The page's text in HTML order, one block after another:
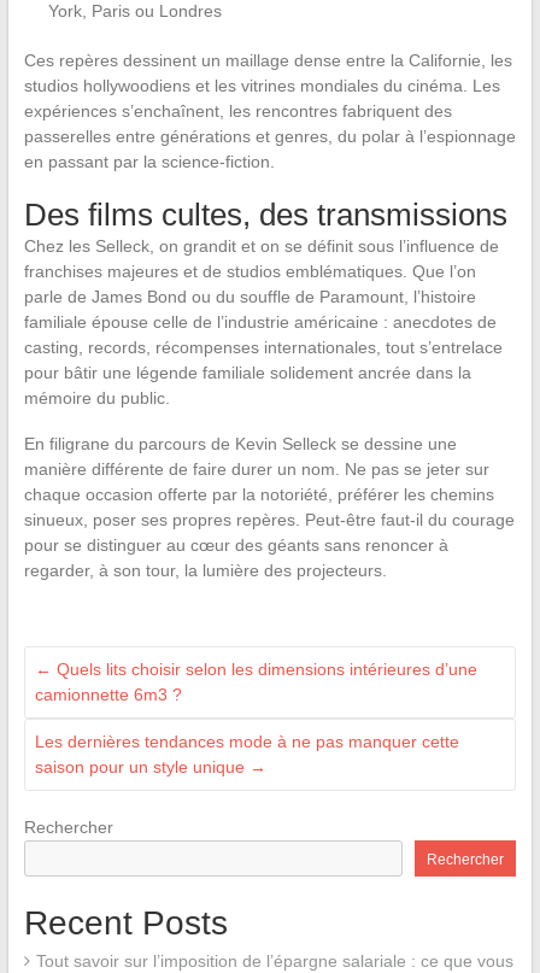
York, Paris ou Londres
Ces repères dessinent un maillage dense entre la Californie, les
studios hollywoodiens et les vitrines mondiales du cinéma. Les
expériences s’enchaînent, les rencontres fabriquent des
passerelles entre générations et genres, du polar à l’espionnage
en passant par la science-fiction.
Des films cultes, des transmissions
Chez les Selleck, on grandit et on se définit sous l’influence de
franchises majeures et de studios emblématiques. Que l’on
parle de James Bond ou du souffle de Paramount, l’histoire
familiale épouse celle de l’industrie américaine : anecdotes de
casting, records, récompenses internationales, tout s’entrelace
pour bâtir une légende familiale solidement ancrée dans la
mémoire du public.
En filigrane du parcours de Kevin Selleck se dessine une
manière différente de faire durer un nom. Ne pas se jeter sur
chaque occasion offerte par la notoriété, préférer les chemins
sinueux, poser ses propres repères. Peut-être faut-il du courage
pour se distinguer au cœur des géants sans renoncer à
regarder, à son tour, la lumière des projecteurs.
← Quels lits choisir selon les dimensions intérieures d’une
camionnette 6m3 ?
Les dernières tendances mode à ne pas manquer cette
saison pour un style unique →
Rechercher
Rechercher
Recent Posts
Tout savoir sur l’imposition de l’épargne salariale : ce que vous